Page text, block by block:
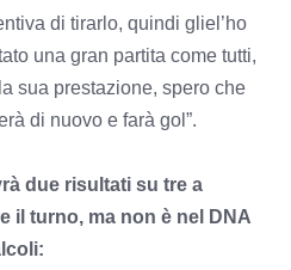
di tirarlo, quindi gliel’ho
una gran partita come tutti,
sua prestazione, spero che
di nuovo e farà gol”.
due risultati su tre a
il turno, ma non è nel DNA